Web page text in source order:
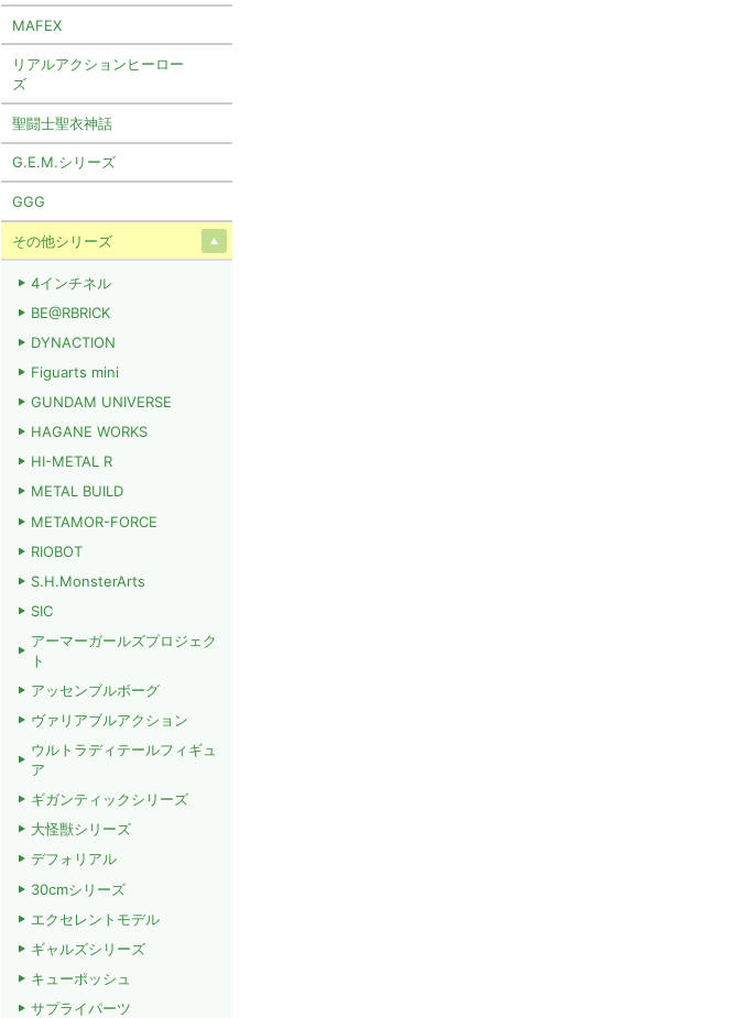
MAFEX
リアルアクションヒーロー
ズ
聖闘士聖衣神話
G.E.M.シリーズ
GGG
その他シリーズ
4インチネル
BE@RBRICK
DYNACTION
Figuarts mini
GUNDAM UNIVERSE
HAGANE WORKS
HI-METAL R
METAL BUILD
METAMOR-FORCE
RIOBOT
S.H.MonsterArts
SIC
アーマーガールズプロジェク
ト
アッセンブルボーグ
ヴァリアブルアクション
ウルトラディテールフィギュ
ア
ギガンティックシリーズ
大怪獣シリーズ
デフォリアル
30cmシリーズ
エクセレントモデル
ギャルズシリーズ
キューポッシュ
サプライパーツ